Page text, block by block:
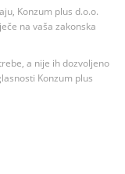
Konzum plus d.o.o.
na vaša zakonska
a nije ih dozvoljeno
Konzum plus